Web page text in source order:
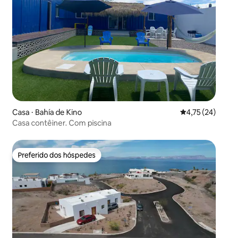
Casa ⋅ Bahía de Kino 4,75 de uma
4,75 (24)
Casa contêiner. Com piscina
Preferido dos hóspedes
Preferido dos hóspedes